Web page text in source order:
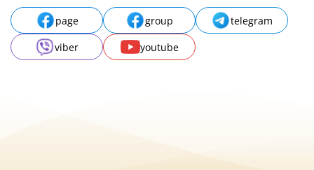
page group
telegram
viber
youtube